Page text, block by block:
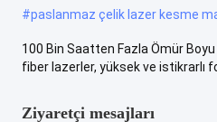
#paslanmaz çelik lazer kesme
100 Bin Saatten Fazla Ömür
fiber lazerler, yüksek ve istikrarlı
Ziyaretçi mesajları